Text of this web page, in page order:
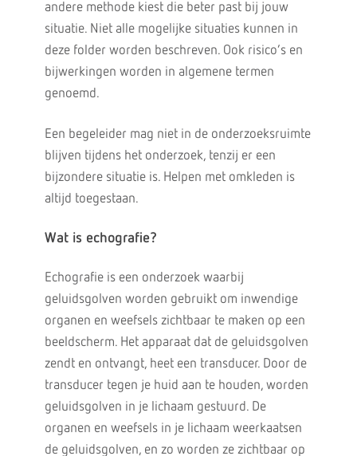
andere methode kiest die beter past bij jouw
situatie. Niet alle mogelijke situaties kunnen in
deze folder worden beschreven. Ook risico’s en
bijwerkingen worden in algemene termen
genoemd.
Een begeleider mag niet in de onderzoeksruimte
blijven tijdens het onderzoek, tenzij er een
bijzondere situatie is. Helpen met omkleden is
altijd toegestaan.
Wat is echografie?
Echografie is een onderzoek waarbij
geluidsgolven worden gebruikt om inwendige
organen en weefsels zichtbaar te maken op een
beeldscherm. Het apparaat dat de geluidsgolven
zendt en ontvangt, heet een transducer. Door de
transducer tegen je huid aan te houden, worden
geluidsgolven in je lichaam gestuurd. De
organen en weefsels in je lichaam weerkaatsen
de geluidsgolven, en zo worden ze zichtbaar op